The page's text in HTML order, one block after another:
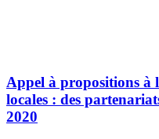
Appel à propositions à
locales : des
2020